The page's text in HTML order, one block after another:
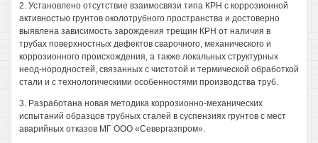
2. Установлено отсутствие взаимосвязи типа КРН с коррозионной
активностью грунтов околотрубного пространства и достоверно
выявлена зависимость зарождения трещин КРН от наличия в
трубах поверхностных дефектов сварочного, механического и
коррозионного происхождения, а также локальных структурных
неод-нородностей, связанных с чистотой и термической обработкой
стали и с технологическими особенностями производства труб.
3. Разработана новая методика коррозионно-механических
испытаний образцов трубных сталей в суспензиях грунтов с мест
аварийных отказов МГ ООО «Севергазпром».